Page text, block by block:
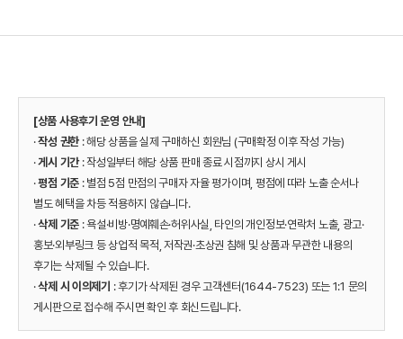
[상품 사용후기 운영 안내]
·작성 권한 : 해당 상품을 실제 구매하신 회원님 (구매확정 이후 작성 가능)
·게시 기간: 작성일부터 해당 상품 판매 종료 시점까지 상시 게시
·평점 기준 : 별점 5점 만점의 구매자 자율 평가이며, 평점에 따라 노출 순서나
별도 혜택을 차등 적용하지 않습니다.
·삭제 기준 : 욕설·비방·명예훼손·허위사실, 타인의 개인정보·연락처 노출, 광고·
홍보·외부링크 등 상업적 목적, 저작권·초상권 침해 및 상품과 무관한 내용의
후기는 삭제될 수 있습니다.
·삭제 시 이의제기 : 후기가 삭제된 경우 고객센터(1644-7523) 또는 1:1 문의
게시판으로 접수해 주시면 확인 후 회신드립니다.